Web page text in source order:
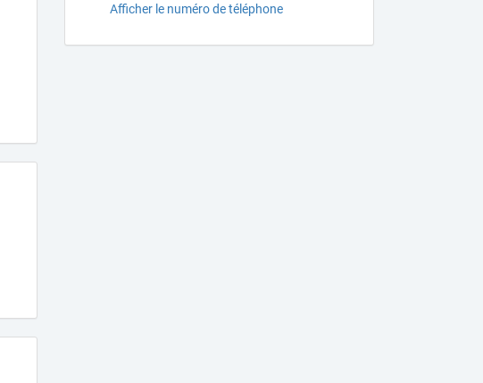
Afficher le numéro de téléphone